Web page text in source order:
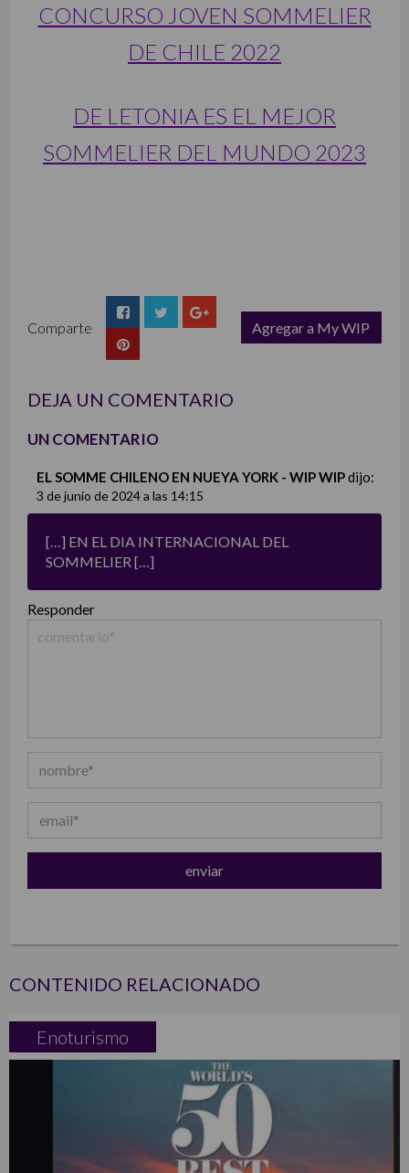
CONCURSO JOVEN SOMMELIER
DE CHILE 2022
DE LETONIA ES EL MEJOR
SOMMELIER DEL MUNDO 2023
Comparte
Agregar a My WIP
DEJA UN COMENTARIO
UN COMENTARIO
EL SOMME CHILENO EN NUEYA YORK - WIP WIPdijo:
3 de junio de 2024 a las 14:15
[…] EN EL DIA INTERNACIONAL DEL
SOMMELIER […]
Responder
CONTENIDO RELACIONADO
Enoturismo